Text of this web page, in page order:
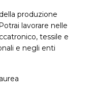
produzione
lavorare nelle
tessile e
e negli enti